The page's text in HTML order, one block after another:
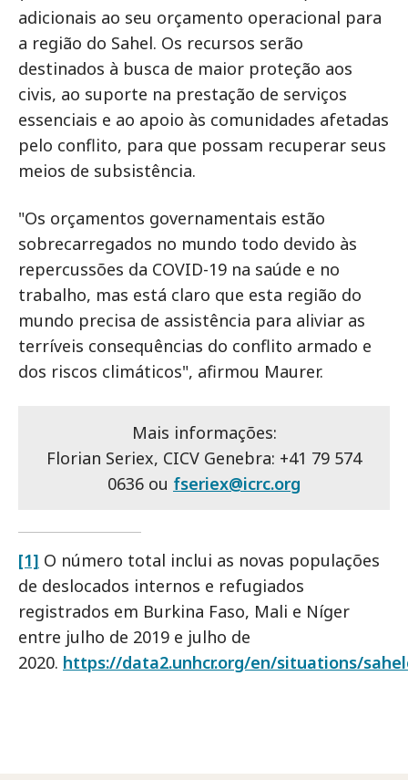
adicionais ao seu orçamento operacional para
a região do Sahel. Os recursos serão
destinados à busca de maior proteção aos
civis, ao suporte na prestação de serviços
essenciais e ao apoio às comunidades afetadas
pelo conflito, para que possam recuperar seus
meios de subsistência.
"Os orçamentos governamentais estão
sobrecarregados no mundo todo devido às
repercussões da COVID-19 na saúde e no
trabalho, mas está claro que esta região do
mundo precisa de assistência para aliviar as
terríveis consequências do conflito armado e
dos riscos climáticos", afirmou Maurer.
Mais informações:
Florian Seriex, CICV Genebra: +41 79 574
0636 ou fseriex@icrc.org
[1] O número total inclui as novas populações
de deslocados internos e refugiados
registrados em Burkina Faso, Mali e Níger
entre julho de 2019 e julho de
2020. https://data2.unhcr.org/en/situations/